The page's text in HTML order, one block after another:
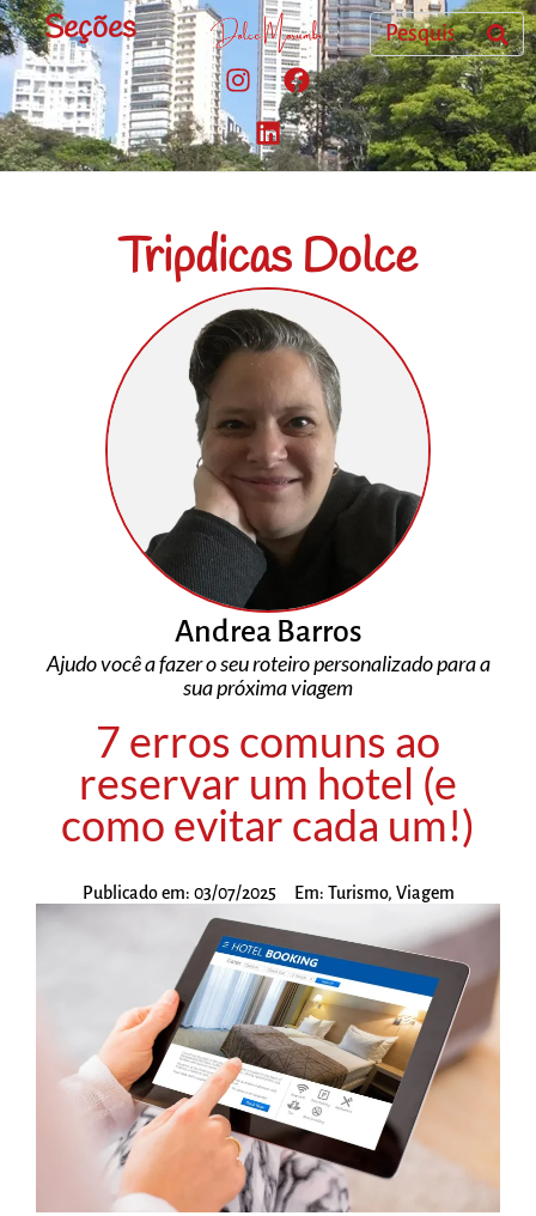
Seções
Tripdicas Dolce
Andrea Barros
Ajudo você a fazer o seu roteiro personalizado para a
sua próxima viagem
7 erros comuns ao
reservar um hotel (e
como evitar cada um!)
Publicado em: 03/07/2025 Em: Turismo, Viagem